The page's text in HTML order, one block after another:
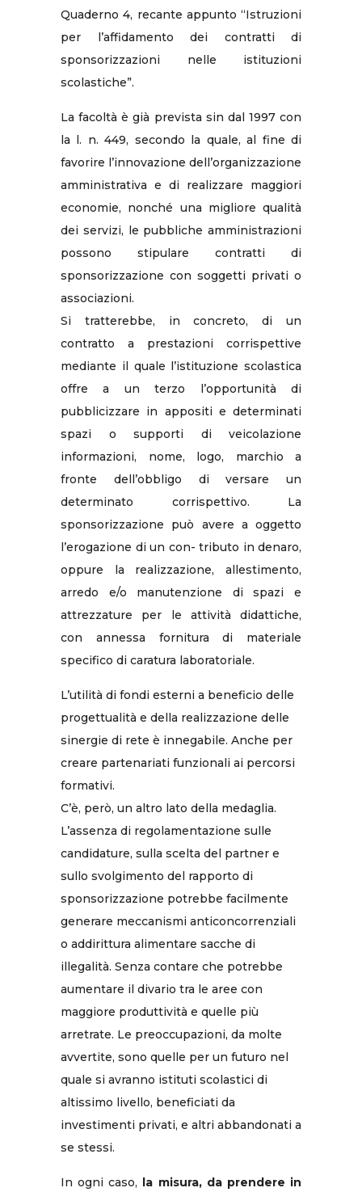
Quaderno 4, recante appunto “Istruzioni
per l’affidamento dei contratti di
sponsorizzazioni nelle istituzioni
scolastiche”.
La facoltà è già prevista sin dal 1997 con
la l. n. 449, secondo la quale, al fine di
favorire l’innovazione dell’organizzazione
amministrativa e di realizzare maggiori
economie, nonché una migliore qualità
dei servizi, le pubbliche amministrazioni
possono stipulare contratti di
sponsorizzazione con soggetti privati o
associazioni.
Si tratterebbe, in concreto, di un
contratto a prestazioni corrispettive
mediante il quale l’istituzione scolastica
offre a un terzo l’opportunità di
pubblicizzare in appositi e determinati
spazi o supporti di veicolazione
informazioni, nome, logo, marchio a
fronte dell’obbligo di versare un
determinato corrispettivo. La
sponsorizzazione può avere a oggetto
l’erogazione di un con- tributo in denaro,
oppure la realizzazione, allestimento,
arredo e/o manutenzione di spazi e
attrezzature per le attività didattiche,
con annessa fornitura di materiale
specifico di caratura laboratoriale.
L’utilità di fondi esterni a beneficio delle
progettualità e della realizzazione delle
sinergie di rete è innegabile. Anche per
creare partenariati funzionali ai percorsi
formativi.
C’è, però, un altro lato della medaglia.
L’assenza di regolamentazione sulle
candidature, sulla scelta del partner e
sullo svolgimento del rapporto di
sponsorizzazione potrebbe facilmente
generare meccanismi anticoncorrenziali
o addirittura alimentare sacche di
illegalità. Senza contare che potrebbe
aumentare il divario tra le aree con
maggiore produttività e quelle più
arretrate. Le preoccupazioni, da molte
avvertite, sono quelle per un futuro nel
quale si avranno istituti scolastici di
altissimo livello, beneficiati da
investimenti privati, e altri abbandonati a
se stessi.
In ogni caso, la misura, da prendere in